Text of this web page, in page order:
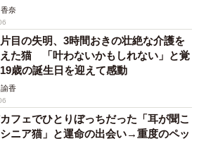
奈
目の失明、3時間おきの壮絶な介護を
た猫 「叶わないかもしれない」と覚
歳の誕生日を迎えて感動
香
フェでひとりぼっちだった「耳が聞こ
ニア猫」と運命の出会い→重度のペッ